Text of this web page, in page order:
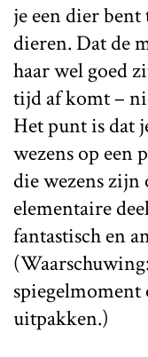
je een dier
dieren. Dat de
haar wel goed
tijd af komt –
Het punt is dat
wezens op een
die wezens
elementaire
fantastisch en
uitpakken.)